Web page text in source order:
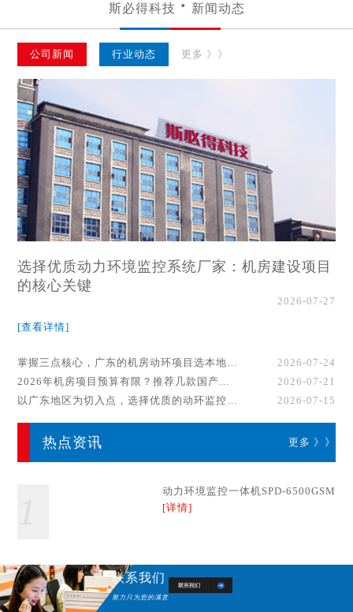
斯必得科技 新闻动态
公司新闻 行业动态 更多 》》
选择优质动力环境监控系统厂家：机房建设项目
的核心关键
2026-07-27
[查看详情]
掌握三点核心，广东的机房动环项目选本地厂家事半功倍！
2026-07-24
2026年机房项目预算有限？推荐几款国产动环监控系统品牌
2026-07-21
以广东地区为切入点，选择优质的动环监控系统厂家
2026-07-15
热点资讯 更多 》》
动力环境监控一体机SPD-6500GSM
[详情]
联系我们
努力只为您的满意